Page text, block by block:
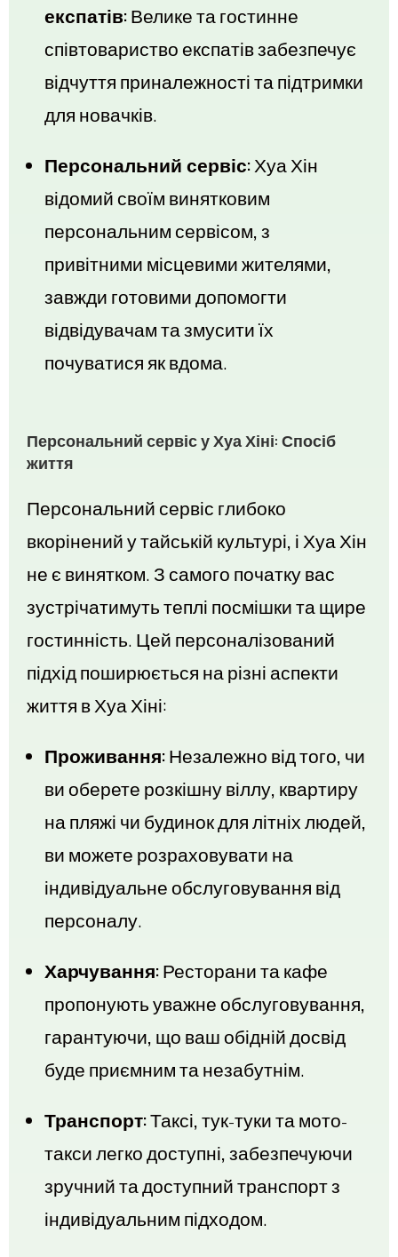
експатів:Велике та гостинне
співтовариство експатів забезпечує
відчуття приналежності та підтримки
для новачків.
Персональний сервіс:Хуа Хін
відомий своїм винятковим
персональним сервісом, з
привітними місцевими жителями,
завжди готовими допомогти
відвідувачам та змусити їх
почуватися як вдома.
Персональний сервіс у Хуа Хіні: Спосіб
життя
Персональний сервіс глибоко
вкорінений у тайській культурі, і Хуа Хін
не є винятком. З самого початку вас
зустрічатимуть теплі посмішки та щире
гостинність. Цей персоналізований
підхід поширюється на різні аспекти
життя в Хуа Хіні:
Проживання:Незалежно від того, чи
ви оберете розкішну віллу, квартиру
на пляжі чи будинок для літніх людей,
ви можете розраховувати на
індивідуальне обслуговування від
персоналу.
Харчування:Ресторани та кафе
пропонують уважне обслуговування,
гарантуючи, що ваш обідній досвід
буде приємним та незабутнім.
Транспорт:Таксі, тук-туки та мото-
такси легко доступні, забезпечуючи
зручний та доступний транспорт з
індивідуальним підходом.